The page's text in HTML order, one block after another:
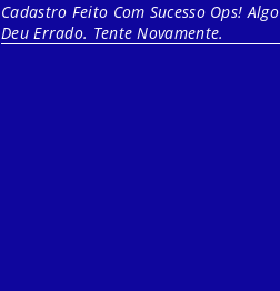
Cadastro Feito Com Sucesso Ops! Algo
Deu Errado. Tente Novamente.